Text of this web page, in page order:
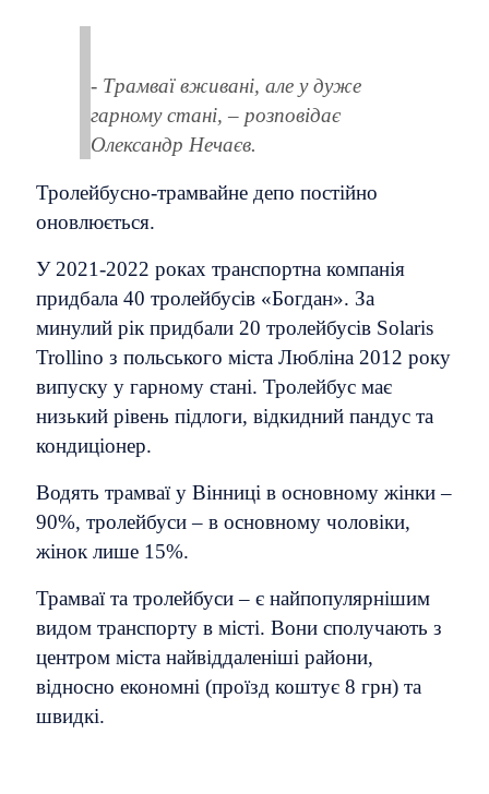
- Трамваї вживані, але у дуже
гарному стані, – розповідає
Олександр Нечаєв.
Тролейбусно-трамвайне депо постійно
оновлюється.
У 2021-2022 роках транспортна компанія
придбала 40 тролейбусів «Богдан». За
минулий рік придбали 20 тролейбусів Solaris
Trollino з польського міста Любліна 2012 року
випуску у гарному стані. Тролейбус має
низький рівень підлоги, відкидний пандус та
кондиціонер.
Водять трамваї у Вінниці в основному жінки –
90%, тролейбуси – в основному чоловіки,
жінок лише 15%.
Трамваї та тролейбуси – є найпопулярнішим
видом транспорту в місті. Вони сполучають з
центром міста найвіддаленіші райони,
відносно економні (проїзд коштує 8 грн) та
швидкі.